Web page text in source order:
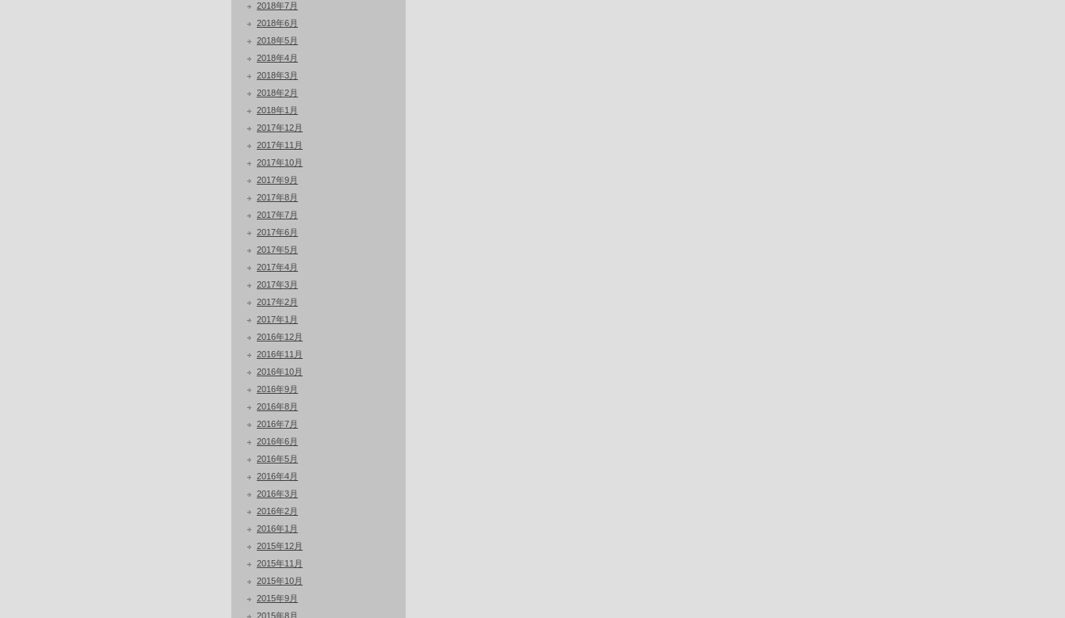
2018年7月
2018年6月
2018年5月
2018年4月
2018年3月
2018年2月
2018年1月
2017年12月
2017年11月
2017年10月
2017年9月
2017年8月
2017年7月
2017年6月
2017年5月
2017年4月
2017年3月
2017年2月
2017年1月
2016年12月
2016年11月
2016年10月
2016年9月
2016年8月
2016年7月
2016年6月
2016年5月
2016年4月
2016年3月
2016年2月
2016年1月
2015年12月
2015年11月
2015年10月
2015年9月
2015年8月